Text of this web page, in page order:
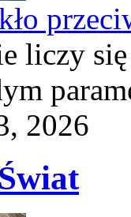
liczy
2026